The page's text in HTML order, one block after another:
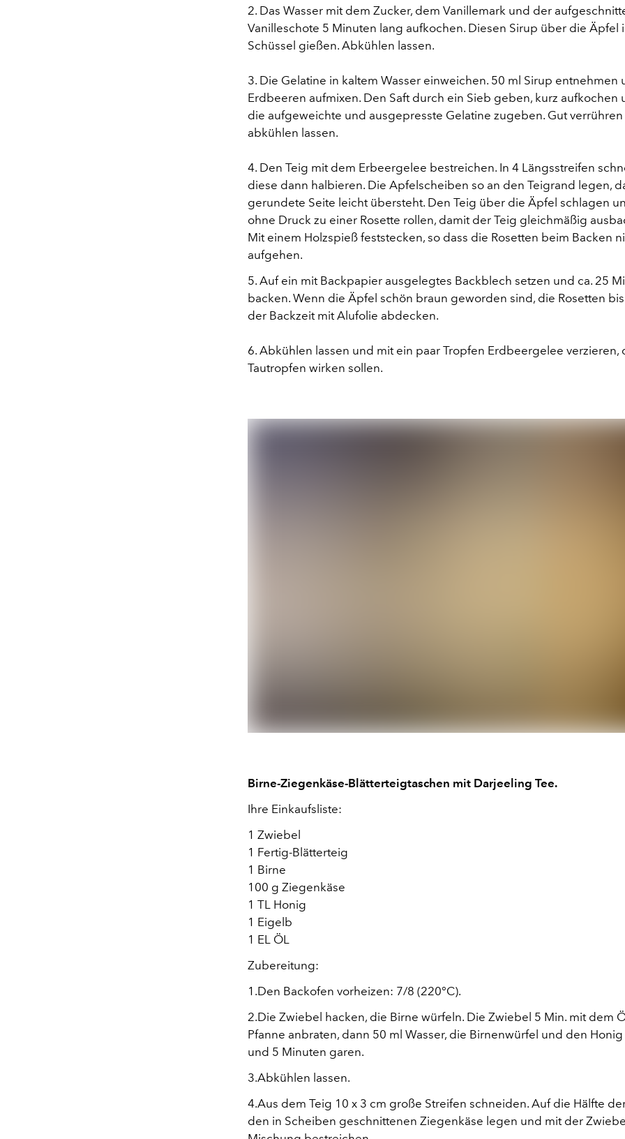
2. Das Wasser mit dem Zucker, dem Vanillemark und der
Vanilleschote 5 Minuten lang aufkochen. Diesen Sirup über die Äpfel
Schüssel gießen. Abkühlen lassen.
3. Die Gelatine in kaltem Wasser einweichen. 50 ml Sirup entnehmen
Erdbeeren aufmixen. Den Saft durch ein Sieb geben, kurz aufkochen
die aufgeweichte und ausgepresste Gelatine zugeben. Gut
abkühlen lassen.
4. Den Teig mit dem Erbeergelee bestreichen. In 4 Längsstreifen
diese dann halbieren. Die Apfelscheiben so an den Teigrand legen,
gerundete Seite leicht übersteht. Den Teig über die Äpfel schlagen
ohne Druck zu einer Rosette rollen, damit der Teig gleichmäßig
Mit einem Holzspieß feststecken, so dass die Rosetten beim Backen
aufgehen.
5. Auf ein mit Backpapier ausgelegtes Backblech setzen und ca. 25
backen. Wenn die Äpfel schön braun geworden sind, die Rosetten
der Backzeit mit Alufolie abdecken.
6. Abkühlen lassen und mit ein paar Tropfen Erdbeergelee verzieren,
Tautropfen wirken sollen.
Birne-Ziegenkäse-Blätterteigtaschen mit Darjeeling Tee.
Ihre Einkaufsliste:
1 Zwiebel
1 Fertig-Blätterteig
1 Birne
100 g Ziegenkäse
1 TL Honig
1 Eigelb
1 EL ÖL
Zubereitung:
1.Den Backofen vorheizen: 7/8 (220°C).
2.Die Zwiebel hacken, die Birne würfeln. Die Zwiebel 5 Min. mit dem
Pfanne anbraten, dann 50 ml Wasser, die Birnenwürfel und den
und 5 Minuten garen.
3.Abkühlen lassen.
4.Aus dem Teig 10 x 3 cm große Streifen schneiden. Auf die Hälfte
den in Scheiben geschnittenen Ziegenkäse legen und mit der